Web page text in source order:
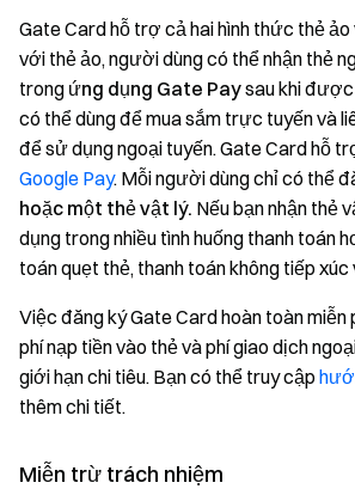
Gate Card hỗ trợ cả hai hình thức thẻ
với thẻ ảo, người dùng có thể nhận thẻ
trong ứng dụng Gate Paysau khi
có thể dùng để mua sắm trực tuyến và
để sử dụng ngoại tuyến. Gate Card hỗ
Google Pay. Mỗi người dùng chỉ có thể
hoặc một thẻ vật lý. Nếu bạn nhận thẻ
dụng trong nhiều tình huống thanh toán
toán quẹt thẻ, thanh toán không tiếp
Việc đăng ký Gate Card hoàn toàn miễn
phí nạp tiền vào thẻ và phí giao dịch
giới hạn chi tiêu. Bạn có thể truy cập
thêm chi tiết.
Miễn trừ trách nhiệm